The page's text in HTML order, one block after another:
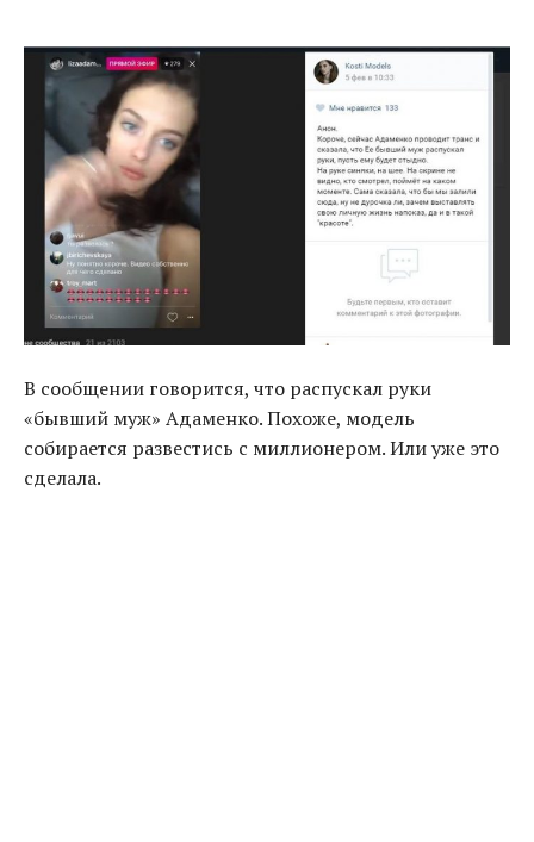
В сообщении говорится, что распускал руки
«бывший муж» Адаменко. Похоже, модель
собирается развестись с миллионером. Или уже это
сделала.